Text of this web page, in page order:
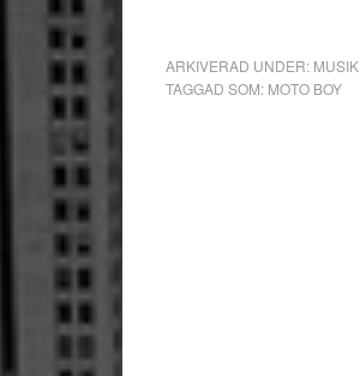
ARKIVERAD UNDER: MUSIK
TAGGAD SOM: MOTO BOY